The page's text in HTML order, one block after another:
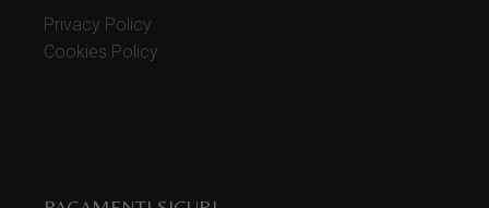
Privacy Policy
Cookies Policy